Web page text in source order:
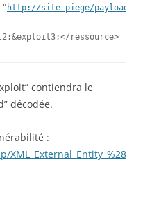
" http://site-piege/payload2
contiendra le
décodée.
: